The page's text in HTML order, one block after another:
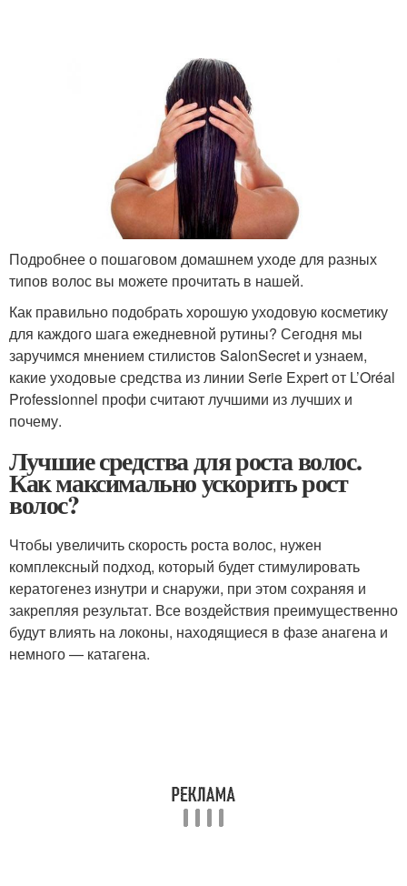
Подробнее о пошаговом домашнем уходе для разных
типов волос вы можете прочитать в нашей.
Как правильно подобрать хорошую уходовую косметику
для каждого шага ежедневной рутины? Сегодня мы
заручимся мнением стилистов SalonSecret и узнаем,
какие уходовые средства из линии Serie Expert от L’Oréal
Professionnel профи считают лучшими из лучших и
почему.
Лучшие средства для роста волос.
Как максимально ускорить рост
волос?
Чтобы увеличить скорость роста волос, нужен
комплексный подход, который будет стимулировать
кератогенез изнутри и снаружи, при этом сохраняя и
закрепляя результат. Все воздействия преимущественно
будут влиять на локоны, находящиеся в фазе анагена и
немного — катагена.